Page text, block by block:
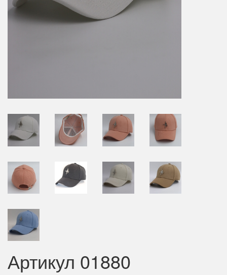
Артикул 01880